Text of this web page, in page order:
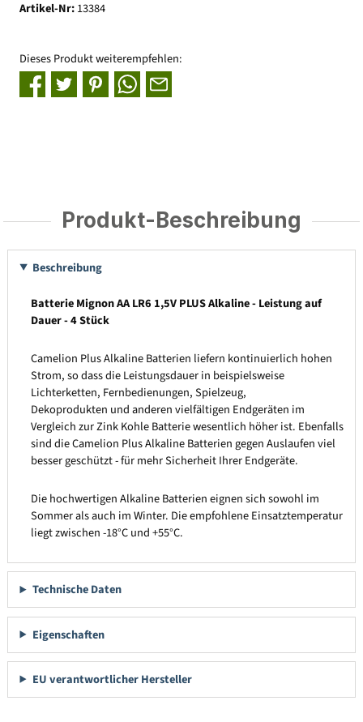
Artikel-Nr:13384
Dieses Produkt weiterempfehlen:
Produkt-Beschreibung
Beschreibung
Batterie Mignon AA LR6 1,5V PLUS Alkaline - Leistung auf
Dauer - 4 Stück
Camelion Plus Alkaline Batterien liefern kontinuierlich hohen
Strom, so dass die Leistungsdauer in beispielsweise
Lichterketten, Fernbedienungen, Spielzeug,
Dekoprodukten und anderen vielfältigen Endgeräten im
Vergleich zur Zink Kohle Batterie wesentlich höher ist. Ebenfalls
sind die Camelion Plus Alkaline Batterien gegen Auslaufen viel
besser geschützt - für mehr Sicherheit Ihrer Endgeräte.
Die hochwertigen Alkaline Batterien eignen sich sowohl im
Sommer als auch im Winter. Die empfohlene Einsatztemperatur
liegt zwischen -18°C und +55°C.
Technische Daten
Eigenschaften
EU verantwortlicher Hersteller